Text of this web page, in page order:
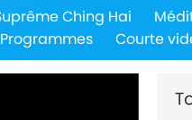
Ching Hai
Programmes Courte 6